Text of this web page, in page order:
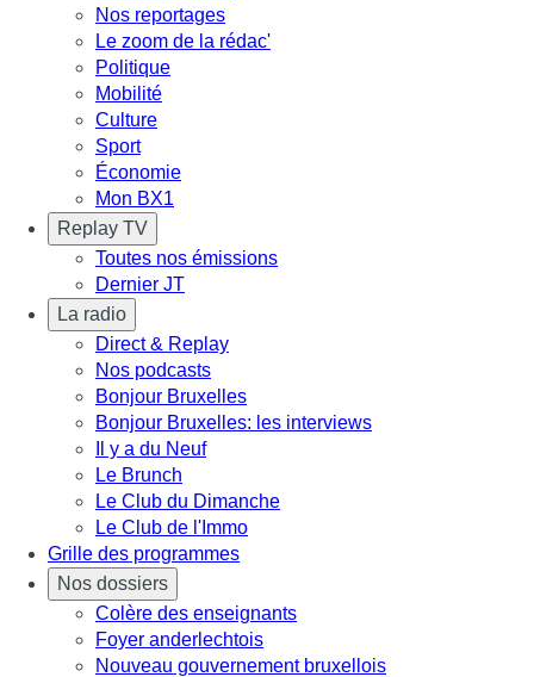
Nos reportages
Le zoom de la rédac'
Politique
Mobilité
Culture
Sport
Économie
Mon BX1
Replay TV
Toutes nos émissions
Dernier JT
La radio
Direct & Replay
Nos podcasts
Bonjour Bruxelles
Bonjour Bruxelles: les interviews
Il y a du Neuf
Le Brunch
Le Club du Dimanche
Le Club de l'Immo
Grille des programmes
Nos dossiers
Colère des enseignants
Foyer anderlechtois
Nouveau gouvernement bruxellois